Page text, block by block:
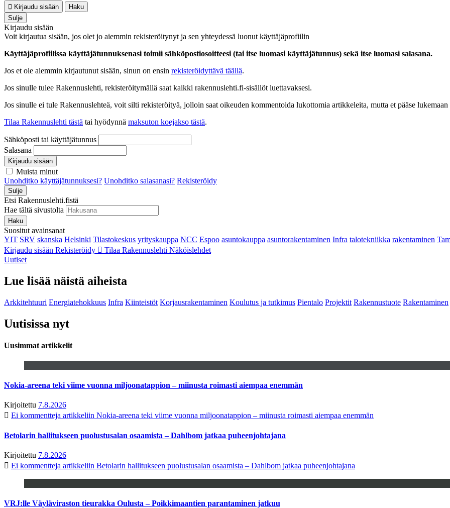
Kirjaudu sisään
Haku
Sulje
Kirjaudu sisään
Voit kirjautua sisään, jos olet jo aiemmin rekisteröitynyt ja sen yhteydessä luonut käyttäjäprofiilin
Käyttäjäprofiilissa käyttäjätunnuksenasi toimii sähköpostiosoitteesi (tai itse luomasi käyttäjätunnus) sekä itse luomasi salasana.
Jos et ole aiemmin kirjautunut sisään, sinun on ensin rekisteröidyttävä täällä.
Jos sinulle tulee Rakennuslehti, rekisteröitymällä saat kaikki rakennuslehti.fi-sisällöt luettavaksesi.
Jos sinulle ei tule Rakennuslehteä, voit silti rekisteröityä, jolloin saat oikeuden kommentoida lukottomia artikkeleita, mutta et pääse
Tilaa Rakennuslehti tästä tai hyödynnä maksuton koejakso tästä.
Sähköposti tai käyttäjätunnus
Salasana
Kirjaudu sisään
Muista minut
Unohditko käyttäjätunnuksesi? Unohditko salasanasi? Rekisteröidy
Sulje
Etsi Rakennuslehti.fistä
Hae tältä sivustolta
Haku
Suositut avainsanat
YIT SRV skanska Helsinki Tilastokeskus yrityskauppa NCC Espoo asuntokauppa asuntorakentaminen Infra talotekniikka rakentaminen
Kirjaudu sisään Rekisteröidy Tilaa Rakennuslehti Näköislehdet
Uutiset
Lue lisää näistä aiheista
Arkkitehtuuri Energiatehokkuus Infra Kiinteistöt Korjausrakentaminen Koulutus ja tutkimus Pientalo Projektit Rakennustuote Rakentaminen
Uutisissa nyt
Uusimmat artikkelit
Nokia-areena teki viime vuonna miljoonatappion – miinusta roimasti aiempaa enemmän
Kirjoitettu 7.8.2026
Ei kommentteja artikkeliin Nokia-areena teki viime vuonna miljoonatappion – miinusta roimasti aiempaa enemmän
Betolarin hallitukseen puolustusalan osaamista – Dahlbom jatkaa puheenjohtajana
Kirjoitettu 7.8.2026
Ei kommentteja artikkeliin Betolarin hallitukseen puolustusalan osaamista – Dahlbom jatkaa puheenjohtajana
VRJ:lle Väyläviraston tieurakka Oulusta – Poikkimaantien parantaminen jatkuu